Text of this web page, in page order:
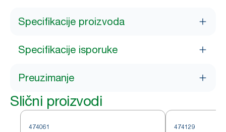
Specifikacije proizvoda
Specifikacije isporuke
Preuzimanje
Slični proizvodi
474061 474129